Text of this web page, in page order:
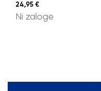
24,95 €
Ni zaloge